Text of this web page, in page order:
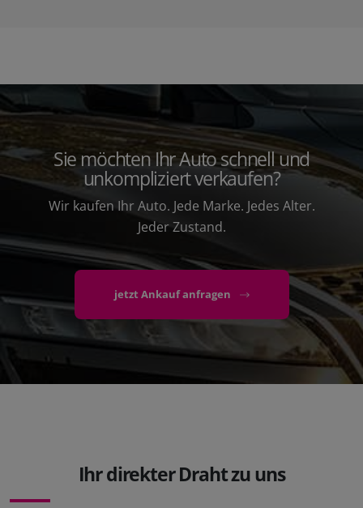
Sie möchten Ihr Auto schnell und
unkompliziert verkaufen?
Wir kaufen Ihr Auto. Jede Marke. Jedes Alter.
Jeder Zustand.
jetzt Ankauf anfragen
Ihr direkter Draht zu uns